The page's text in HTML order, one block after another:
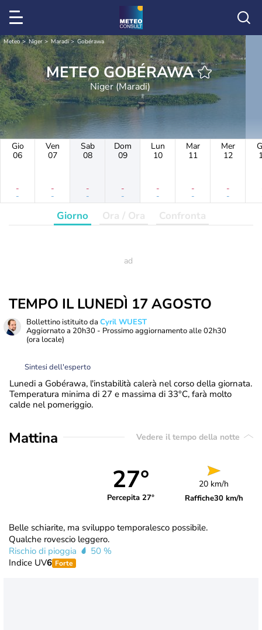
Meteo Niger Maradi Gobérawa
METEO GOBÉRAWA
Niger (Maradi)
Gio
06
-
-
Ven
07
-
-
Sab
08
-
-
Dom
09
-
-
Lun
10
-
-
Mar
11
-
-
Mer
12
-
-
Giorno Ora / Ora Confronta
TEMPO IL LUNEDÌ 17 AGOSTO
Bollettino istituito da Cyril WUEST
Aggiornato a 20h30 - Prossimo aggiornamento alle02h30
(ora locale)
Sintesi dell'esperto
Lunedi a Gobérawa, l'instabilità calerà nel corso della giornata.
Temperatura minima di 27 e massima di 33°C, farà molto
calde nel pomeriggio.
Mattina Vedere il tempo della notte
27°
Percepita 27°
20 km/h
Raffiche30 km/h
Belle schiarite, ma sviluppo temporalesco possibile.
Qualche rovescio leggero.
Rischio di pioggia
50 %
Indice UV6 Forte